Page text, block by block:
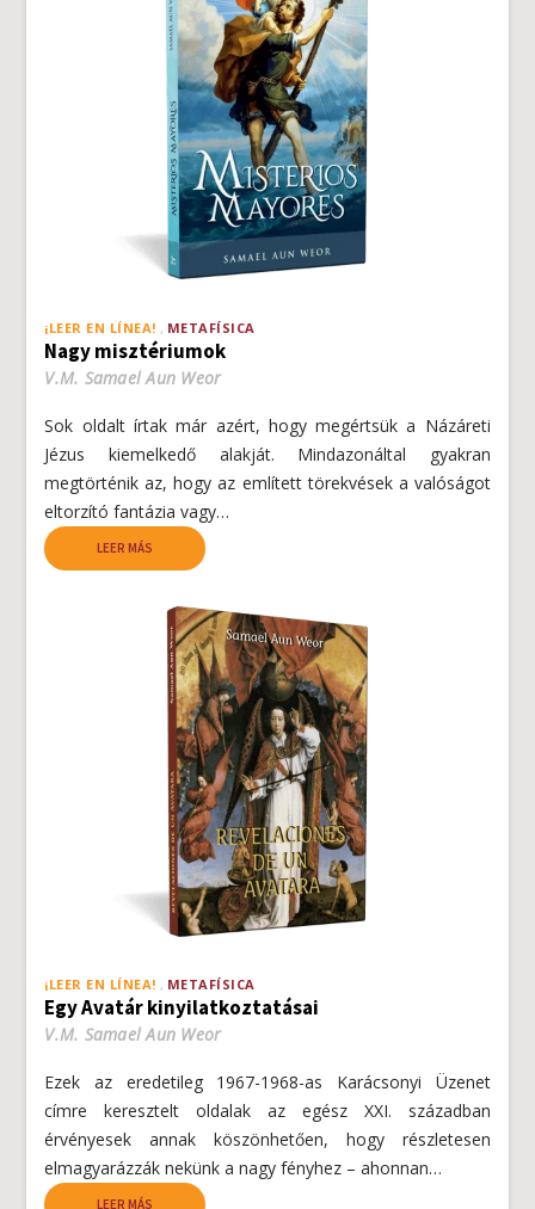
¡LEER EN LÍNEA! METAFÍSICA
Nagy misztériumok
V.M. Samael Aun Weor
Sok oldalt írtak már azért, hogy megértsük a Názáreti
Jézus kiemelkedő alakját. Mindazonáltal gyakran
megtörténik az, hogy az említett törekvések a valóságot
eltorzító fantázia vagy…
LEER MÁS
¡LEER EN LÍNEA! METAFÍSICA
Egy Avatár kinyilatkoztatásai
V.M. Samael Aun Weor
Ezek az eredetileg 1967-1968-as Karácsonyi Üzenet
címre keresztelt oldalak az egész XXI. században
érvényesek annak köszönhetően, hogy részletesen
elmagyarázzák nekünk a nagy fényhez – ahonnan…
LEER MÁS